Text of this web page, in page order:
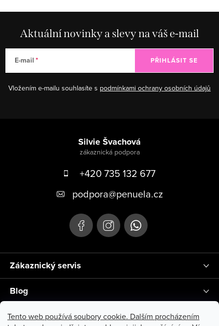
Tento web používá soubory cookie. Dalším procházením
Aktuální novinky a slevy na váš e-mail
E-mail
Vložením e-mailu souhlasíte s podmínkami ochrany osobních údajů
PŘIHLÁSIT SE
Silvie Švachová
+420 735 132 677
podpora@penuela.cz
Zákaznický servis
Blog
Instagram